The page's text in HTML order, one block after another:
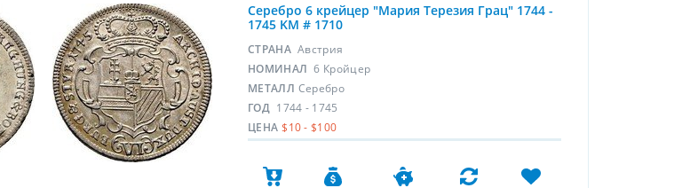
Серебро 6 крейцер "Мария Терезия Грац" 1744 -
1745 KM # 1710
СТРАНА Австрия
НОМИНАЛ 6 Кройцер
МЕТАЛЛ Серебро
ГОД 1744 - 1745
ЦЕНА $10 - $100